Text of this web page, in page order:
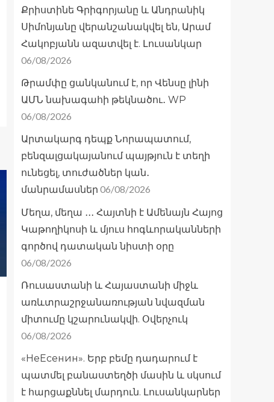
Քրիստինե Գրիգորյանը և Անդրանիկ
Սիմոնյանը վերանշանակվել են, Արամ
Հակոբյանն ազատվել է. Լուսանկար
06/08/2026
Թրամփը ցանկանում է, որ Վենսը լինի
ԱՄՆ նախագահի թեկնածու․ WP
06/08/2026
Արտակարգ դեպք Նորապատում,
բենզալցակայանում պայթյուն է տեղի
ունեցել, տուժածներ կան․
մանրամասներ 06/08/2026
Մեղա, մեղա ․․․ Հայտնի է Ամենայն Հայոց
Կաթողիկոսի և մյուս հոգևորականների
գործով դատական նիստի օրը
06/08/2026
Ռուսաստանի և Հայաստանի միջև
առևտրաշրջանառության նվազման
միտումը կշարունակվի. Օվերչուկ
06/08/2026
«НеЕсенин». Երբ բեմը դադարում է
պատմել բանաստեղծի մասին և սկսում
է հարցաքննել մարդուն. Լուսանկարներ